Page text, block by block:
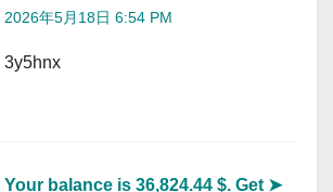
2026年5月18日 6:54 PM
3y5hnx
Your balance is 36,824.44 $. Get ➤